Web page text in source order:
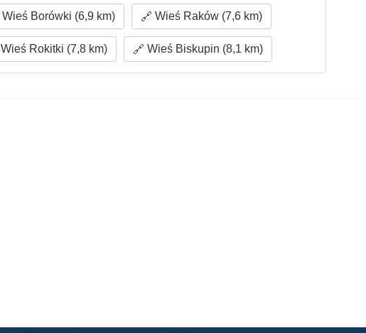
Wieś Borówki (6,9 km) Wieś Raków (7,6 km)
Wieś Rokitki (7,8 km) Wieś Biskupin (8,1 km)